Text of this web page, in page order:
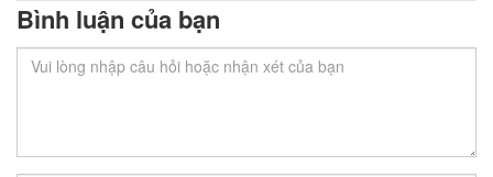
Bình luận của bạn